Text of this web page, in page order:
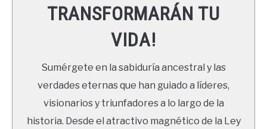
RECURSOS
NEWSLETTER
TRANSFORMARÁN TU
VIDA!
Sumérgete en la sabiduría ancestral y las
verdades eternas que han guiado a líderes,
visionarios y triunfadores a lo largo de la
historia. Desde el atractivo magnético de la Ley